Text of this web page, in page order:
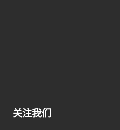
关注我们